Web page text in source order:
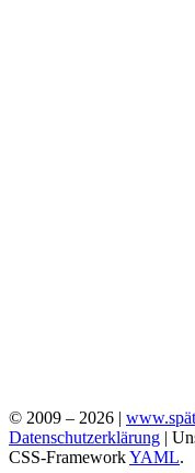
© 2009 – 2026 |
Datenschutzerklärung |
CSS-FrameworkYAML.